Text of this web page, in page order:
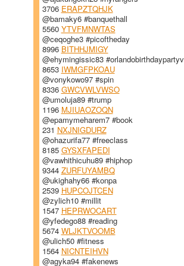
3706 ERAPZTQHJK
@bamaky6 #banquethall
5560 YTVFMNWTAS
@ceqoghe3 #picoftheday
8996 BITHHJMIGY
@ehymingissic83
8653 IWMGFPKOAU
@vonykowo97 #spin
8336 GWCVWLVWSO
@umoluja89 #trump
1196 MJIUAOZOQN
@epamymeharem7 #book
231 NXJNIGDURZ
@ohazurifa77 #freeclass
8185 GYSXFAPEDI
@vawhithicuhu89 #hiphop
9344 ZURFUYAMBQ
@ukighahy66 #konpa
2539 HUPCOJTCEN
@zylich10 #millit
1547 HEPRWOCART
@yfedego88 #reading
5674 WLJKTVOOMB
@ulich50 #fitness
1564 NICNTEIHVN
@agyka94 #fakenews